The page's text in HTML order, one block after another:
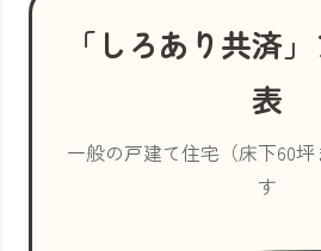
「しろあり共済
表
一般の戸建て住宅（床下60
す